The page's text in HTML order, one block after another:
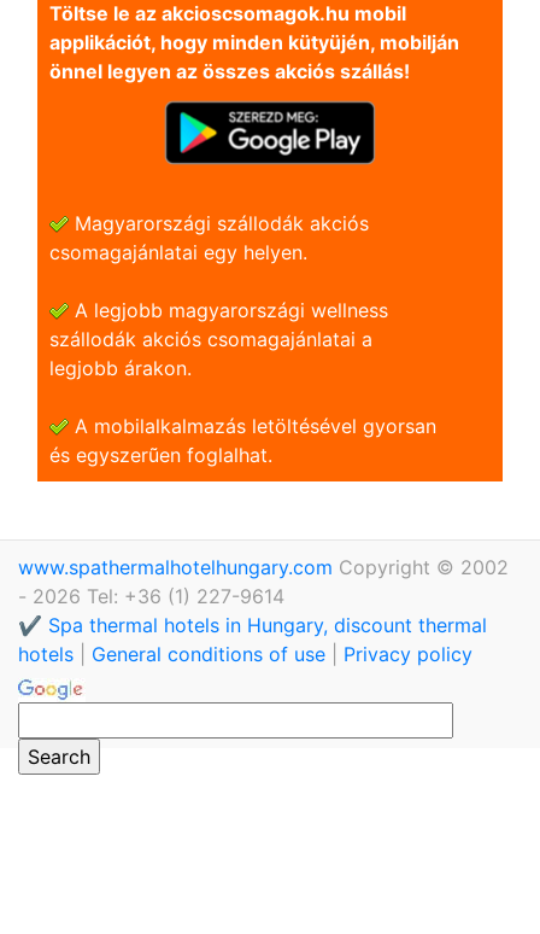
Töltse le az akcioscsomagok.hu mobil
applikációt, hogy minden kütyüjén, mobilján
önnel legyen az összes akciós szállás!
Magyarországi szállodák akciós
csomagajánlatai egy helyen.
A legjobb magyarországi wellness
szállodák akciós csomagajánlatai a
legjobb árakon.
A mobilalkalmazás letöltésével gyorsan
és egyszerũen foglalhat.
www.spathermalhotelhungary.com Copyright © 2002
- 2026 Tel: +36 (1) 227-9614
✔️ Spa thermal hotels in Hungary, discount thermal
hotels
General conditions of use Privacy policy